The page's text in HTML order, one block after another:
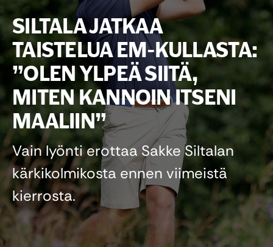
SILTALA JATKAA
TAISTELUA EM-KULLASTA:
”OLEN YLPEÄ SIITÄ,
MITEN KANNOIN ITSENI
MAALIIN”
Vain lyönti erottaa Sakke Siltalan
kärkikolmikosta ennen viimeistä
kierrosta.